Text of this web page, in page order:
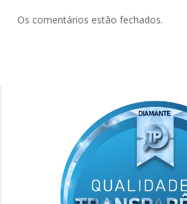
Os comentários estão fechados.